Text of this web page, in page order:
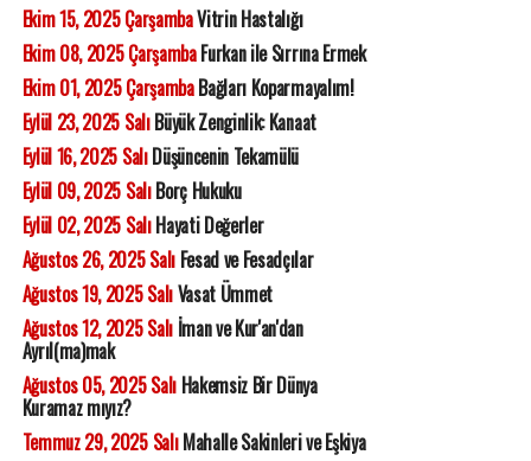
Ekim 15, 2025 ÇarşambaVitrin Hastalığı
Ekim 08, 2025 ÇarşambaFurkan ile Sırrına Ermek
Ekim 01, 2025 ÇarşambaBağları Koparmayalım!
Eylül 23, 2025 SalıBüyük Zenginlik: Kanaat
Eylül 16, 2025 SalıDüşüncenin Tekamülü
Eylül 09, 2025 SalıBorç Hukuku
Eylül 02, 2025 SalıHayati Değerler
Ağustos 26, 2025 SalıFesad ve Fesadçılar
Ağustos 19, 2025 SalıVasat Ümmet
Ağustos 12, 2025 Salıİman ve Kur'an'dan
Ayrıl(ma)mak
Ağustos 05, 2025 SalıHakemsiz Bir Dünya
Kuramaz mıyız?
Temmuz 29, 2025 SalıMahalle Sakinleri ve Eşkiya